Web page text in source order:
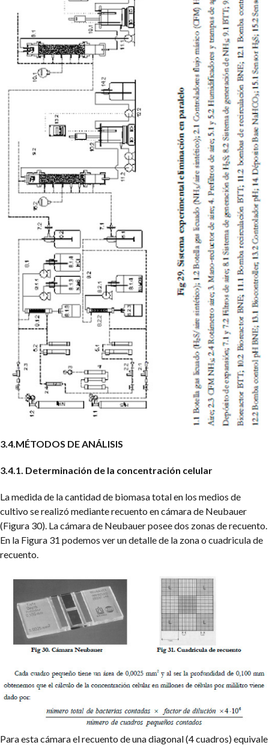
3.4.MÉTODOS DE ANÁLISIS
3.4.1. Determinación de la concentración celular
La medida de la cantidad de biomasa total en los medios de
cultivo se realizó mediante recuento en cámara de Neubauer
(Figura 30). La cámara de Neubauer posee dos zonas de recuento.
En la Figura 31 podemos ver un detalle de la zona o cuadricula de
recuento.
Para esta cámara el recuento de una diagonal (4 cuadros) equivale